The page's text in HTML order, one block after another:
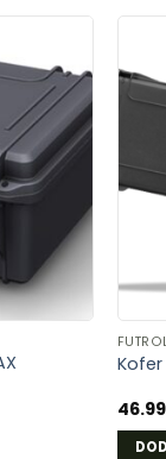
DODAJ
LISTU
ŽELJA
Kofer